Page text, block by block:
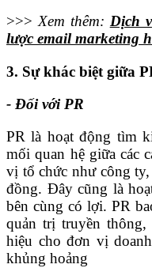
>>> Xem thêm: Dịch
lược email marketing
3. Sự khác biệt giữa
- Đối với PR
PR là hoạt động tìm
mối quan hệ giữa các
vị tổ chức như công
đồng. Đây cũng là
bên cùng có lợi. PR
quản trị truyền
hiệu cho đơn vị
khủng hoảng